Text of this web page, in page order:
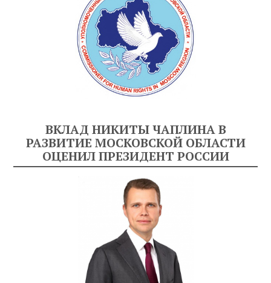
ВКЛАД НИКИТЫ ЧАПЛИНА В
РАЗВИТИЕ МОСКОВСКОЙ ОБЛАСТИ
ОЦЕНИЛ ПРЕЗИДЕНТ РОССИИ